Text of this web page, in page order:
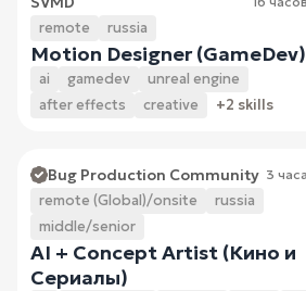
remote russia
Motion Designer (GameDev)
ai gamedev
unreal engine
after effects
creative +2 skills
Bug Production Community 3
remote (Global)/onsite
russia
middle/senior
AI + Concept Artist (Кино и
Сериалы)